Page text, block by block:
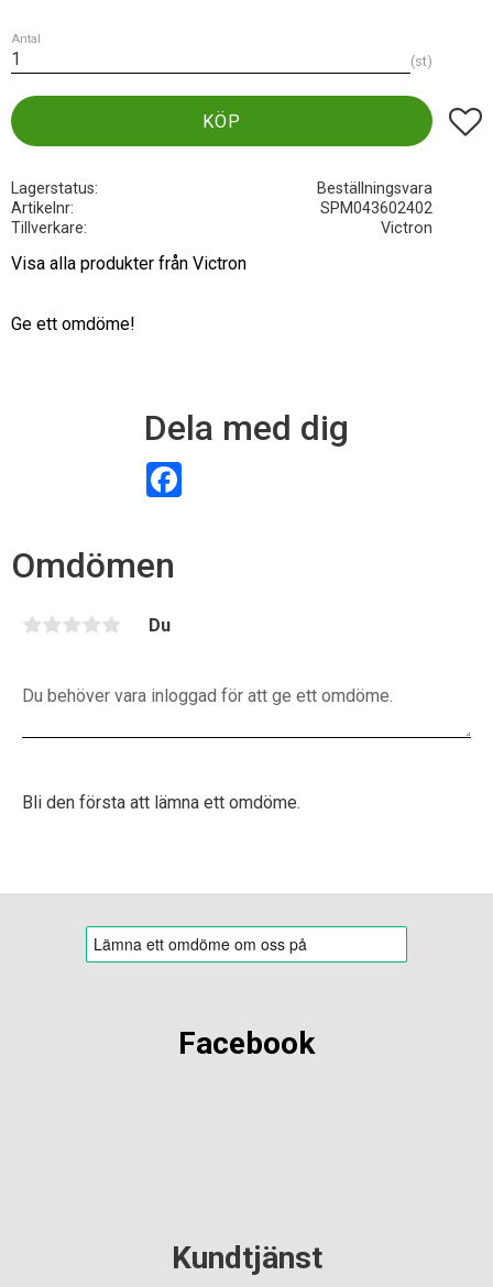
Antal
st
KÖP Lägg
Lagerstatus
Beställningsvara
Artikelnr
SPM043602402
Tillverkare
Victron
Visa alla produkter från Victron
Ge ett omdöme!
Dela med dig
Omdömen
Du
Bli den första att lämna ett omdöme.
Facebook
Kundtjänst